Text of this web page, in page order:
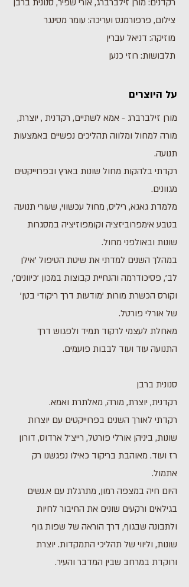
רקדנים: מורן זילברברג, אורי שפיר, סנונית ברבן
צילום, פרפורמנס ועריכה: עומר מסינגר
מוזיקה: דניאל עברין
תלבושות: רוזי כנען
על היוצרים
מורן זילברברג - אמא לשתיים, רקדנית , יוצרת,
מורה למחול ומלווה תהליכים נפשיים באמצעות
תנועה.
רקדתי בלהקות מחול שונות בארץ ובפרוייקטים
מגוונים.
מלמדת גאגא, ריליס, מחול עכשווי, שעורי תנועה
בטבע אימפרוביזציה וקומפוזיציה במסגרות
שונות ובאולפני מחול.
במהלך השנים למדתי את שיטת הטיפול 'אילן
לב', פסיכודרמה והנחיית קבוצות במכון 'כיוונים',
וקורס הכשרת מורות 'מודעות דרך ריקודי בטן'
של אורלי פורטל.
מאחלת לעצמי לרקוד תמיד ולפגוש דרך
התנועה עוד ועוד לבבות פועמים.
סנונית ברבן
רקדנית, יוצרת, מורה, מאלתרת ואמא.
רקדתי לאורך השנים בפרוייקטים עם יוצרות
שונות, ביניהן אורלי פורטל, רייצ'ל ארדוס, דורון
רז ועוד. מאוהבת בריקוד כאילו נפגשנו רק
אתמול.
היום חיה במצפה רמון, מתרגלת עם א.נשים
בגילאים ורקעים שונים את החיבור לחיות
ולתבונה שבגוף, דרך הוראה של שפות גוף
שונות, וליווי של תהליכי התמקדות. יוצרת
ורוקדת במרחב שבין המדבר והעיר.